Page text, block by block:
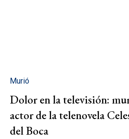
Murió
Dolor en la televisión:
actor de la telenovela
del Boca